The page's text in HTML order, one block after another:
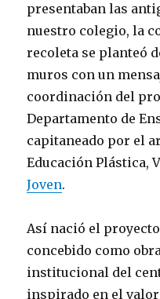
presentaban las
nuestro colegio, la
recoleta se planteó
muros con un
coordinación del
Departamento de
capitaneado por el
Educación Plástica,
Joven.
Así nació el
concebido como
institucional del
inspirado en el